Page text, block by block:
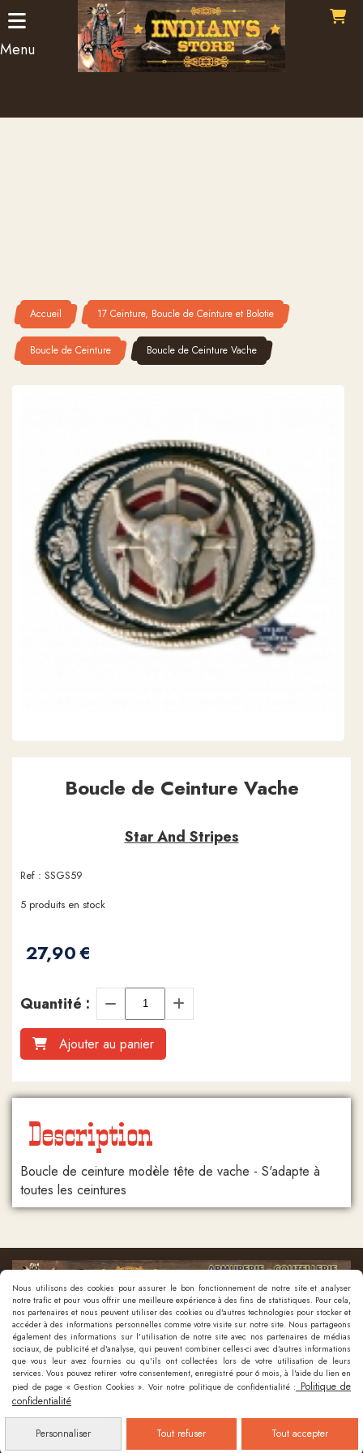
Menu
Accueil 17 Ceinture, Boucle de Ceinture et Bolotie
Boucle de Ceinture Boucle de Ceinture Vache
Boucle de Ceinture Vache
Star And Stripes
Ref : SSGS59
27,90€
5 produits en stock
Quantité :
Ajouter au panier
Description
Boucle de ceinture modèle tête de vache - S'adapte à
toutes les ceintures
Nous contacter
Mentions Légales Politique de confidentialité Gestion cookies Mon
Créer un site internet
Panneau de gestion des cookies
Nous utilisons des cookies pour assurer le bon fonctionnement de notre site et analyser
notre trafic et pour vous offrir une meilleure expérience à des fins de statistiques. Pour cela,
nos partenaires et nous peuvent utiliser des cookies ou d'autres technologies pour stocker et
accéder à des informations personnelles comme votre visite sur notre site. Nous partageons
également des informations sur l'utilisation de notre site avec nos partenaires de médias
sociaux, de publicité et d'analyse, qui peuvent combiner celles-ci avec d'autres informations
que vous leur avez fournies ou qu'ils ont collectées lors de votre utilisation de leurs
services. Vous pouvez retirer votre consentement, enregistré pour 6 mois, à l'aide du lien en
pied de page « Gestion Cookies ». Voir notre politique de confidentialité : Politique de
confidentialité
Personnaliser Tout refuser Tout accepter